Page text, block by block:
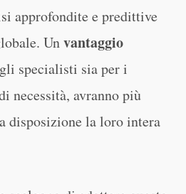
approfondite e predittive
Unvantaggio
specialisti sia per i
necessità, avranno più
disposizione la loro intera